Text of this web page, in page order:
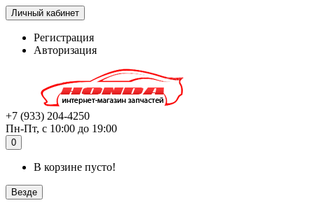
Личный кабинет
Регистрация
Авторизация
+7 (933) 204-4250
Пн-Пт, с 10:00 до 19:00
0
В корзине пусто!
Везде